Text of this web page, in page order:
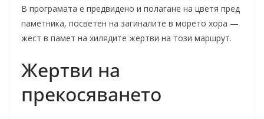
В програмата е предвидено и полагане на цветя пред
паметника, посветен на загиналите в морето хора —
жест в памет на хилядите жертви на този маршрут.
Жертви на
прекосяването